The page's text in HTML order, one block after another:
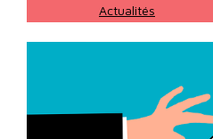
Actualités